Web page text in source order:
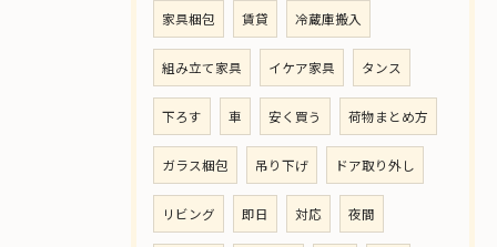
家具梱包 賃貸 冷蔵庫搬入
組み立て家具 イケア家具 タンス
下ろす 車 安く買う 荷物まとめ方
ガラス梱包 吊り下げ ドア取り外し
リビング 即日 対応 夜間